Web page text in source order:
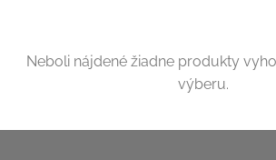
Neboli nájdené žiadne produkty
výberu.